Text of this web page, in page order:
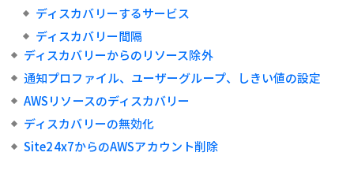
ディスカバリーするサービス
ディスカバリー間隔
ディスカバリーからのリソース除外
通知プロファイル、ユーザーグループ、しきい値の設定
AWSリソースのディスカバリー
ディスカバリーの無効化
Site24x7からのAWSアカウント削除